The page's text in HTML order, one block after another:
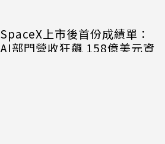
SpaceX上市後首份成績單：
AI部門營收狂飆 158億美元資